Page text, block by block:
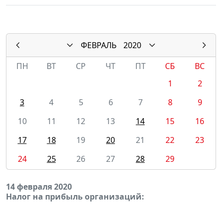
ФЕВРАЛЬ
2020
ПН
ВТ СР ЧТ ПТ СБ
ВС
1
2
3
4 5 6 7 8
9
10
11 12 13 14 15
16
17
18 19 20 21 22
23
24
25 26 27 28 29
14 февраля 2020
Налог на прибыль организаций: